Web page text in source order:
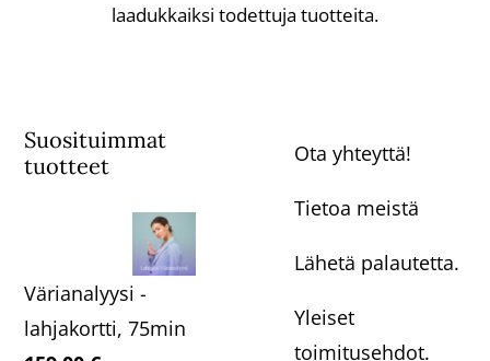
laadukkaiksi todettuja tuotteita.
Suosituimmat
tuotteet
Värianalyysi -
lahjakortti, 75min
Ota yhteyttä!
Tietoa meistä
Lähetä palautetta.
Yleiset
toimitusehdot.